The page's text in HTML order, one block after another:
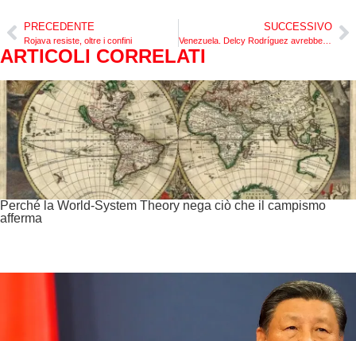
PRECEDENTE
Rojava resiste, oltre i confini
SUCCESSIVO
Venezuela. Delcy Rodríguez avrebbe garantito agli Stati Uniti la propria collaborazione prima della cattura di Maduro
ARTICOLI CORRELATI
Perché la World-System Theory nega ciò che il campismo
afferma